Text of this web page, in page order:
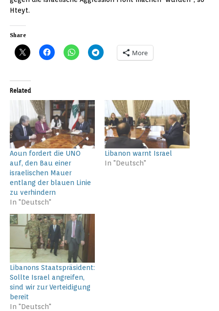
Hteyt.
Share
More
Related
Aoun fordert die UNO
auf, den Bau einer
israelischen Mauer
entlang der blauen Linie
zu verhindern
In "Deutsch"
Libanon warnt Israel
In "Deutsch"
Libanons Staatspräsident:
Sollte Israel angreifen,
sind wir zur Verteidigung
bereit
In "Deutsch"